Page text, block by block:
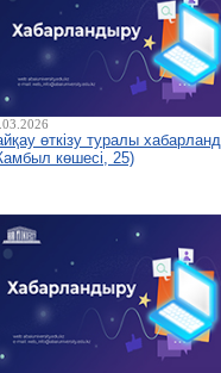
өткізу туралы
көшесі, 25)